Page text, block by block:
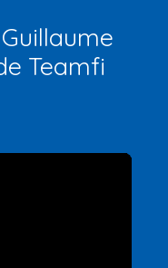
Teamfi